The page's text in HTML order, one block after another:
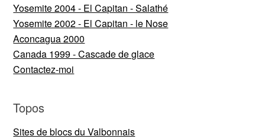
Yosemite 2004 - El Capitan - Salathé
Yosemite 2002 - El Capitan - le Nose
Aconcagua 2000
Canada 1999 - Cascade de glace
Contactez-moi
Topos
Sites de blocs du Valbonnais